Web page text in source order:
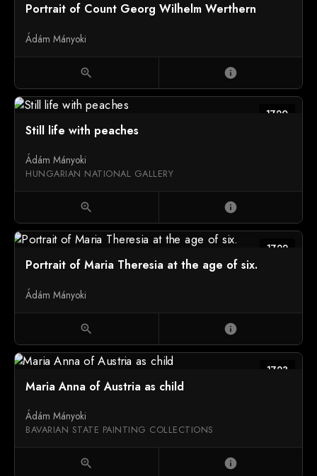
Portrait of Count Georg Wilhelm Werthern
Ádám Mányoki
zoom_in info
1720
Still life with peaches
Ádám Mányoki
HUNGARIAN NATIONAL GALLERY
zoom_in info
1722
Portrait of Maria Theresia at the age of six.
Ádám Mányoki
zoom_in info
1723
Maria Anna of Austria as child
Ádám Mányoki
BAVARIAN STATE PAINTING COLLECTIONS
zoom_in info